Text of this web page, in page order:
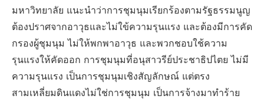
มหาวิทยาลัย แนะนำว่าการชุมนุมเรียกร้องตามรัฐธรรมนูญ
ต้องปราศจากอาวุธและไม่ใข้ความรุนแรง และต้องมีการคัด
กรองผู้ชุมนุม ไม่ให้พกพาอาวุธ และพวกชอบใช้ความ
รุนแรงให้คัดออก การชุมนุมที่อนุสาวรีย์ประชาธิปไตย ไม่มี
ความรุนแรง เป็นการชุมนุมเชิงสัญลักษณ์ แต่ตรง
สามเหลี่ยมดินแดงไม่ใช่การชุมนุม เป็นการจ้างมาทำร้าย